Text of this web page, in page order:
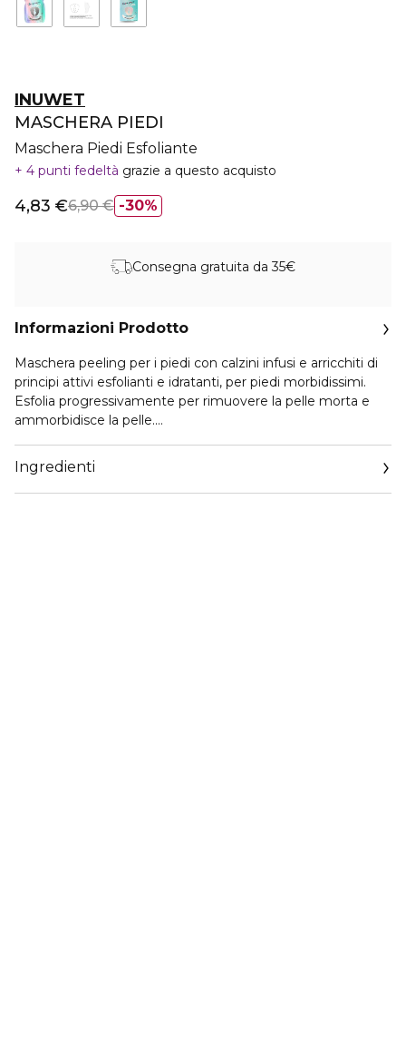
INUWET
MASCHERA PIEDI
Maschera Piedi Esfoliante
4 punti fedeltà grazie a questo acquisto
30%
4,83 €6,90 €
Consegna gratuita da 35€
Informazioni Prodotto
Maschera peeling per i piedi con calzini infusi e arricchiti di
principi attivi esfolianti e idratanti, per piedi morbidissimi.
Esfolia progressivamente per rimuovere la pelle morta e
ammorbidisce la pelle.
camomilla e tè verde; AHA e glicerina per un'azione
esfoliante, rivitalizzante e lenitiva.
Ingredienti